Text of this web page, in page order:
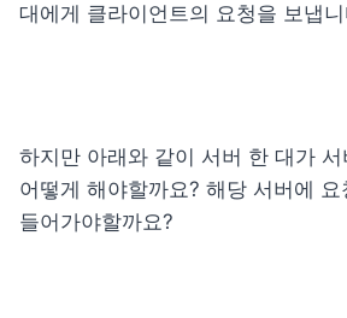
대에게 클라이언트의 요청을 보냅
하지만 아래와 같이 서버 한 대가
어떻게 해야할까요? 해당 서버에 요
들어가야할까요?